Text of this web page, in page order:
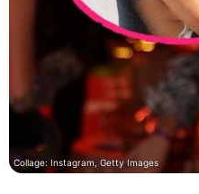
Collage: Instagram, Getty Images